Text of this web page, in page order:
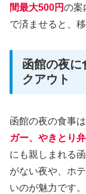
間最大500円の案
で済ませると、
函館の夜に
クアウト
函館の夜の食事
ガー、やきとり
にも親しまれる
がない夜や、ホ
いのが魅力です。